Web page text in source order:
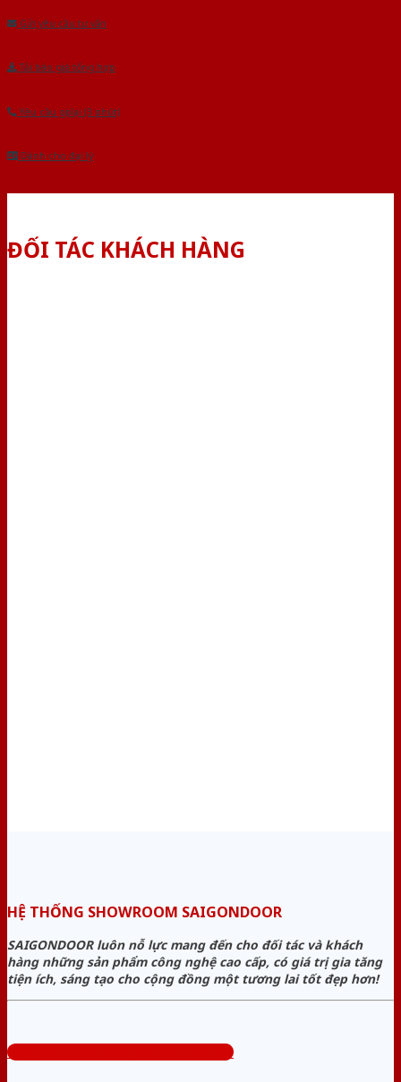
Gửi yêu cầu tư vấn
Tải báo giá tổng hợp
Yêu cầu gọi lại (3 phút)
Dành cho đại lý
ĐỐI TÁC KHÁCH HÀNG
HỆ THỐNG SHOWROOM SAIGONDOOR
SAIGONDOOR luôn nỗ lực mang đến cho đối tác và khách
hàng những sản phẩm công nghệ cao cấp, có giá trị gia tăng
tiện ích, sáng tạo cho cộng đồng một tương lai tốt đẹp hơn!
Tổng đài tư vấn miễn phí: 0824.400.400